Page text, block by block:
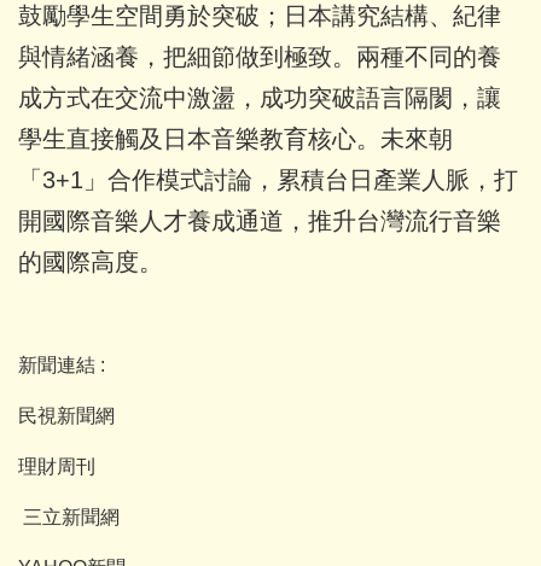
鼓勵學生空間勇於突破；日本講究結構、紀律
與情緒涵養，把細節做到極致。兩種不同的養
成方式在交流中激盪，成功突破語言隔閡，讓
學生直接觸及日本音樂教育核心。未來朝
「3+1」合作模式討論，累積台日產業人脈，打
開國際音樂人才養成通道，推升台灣流行音樂
的國際高度。
新聞連結 :
民視新聞網
理財周刊
三立新聞網